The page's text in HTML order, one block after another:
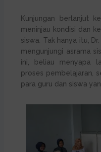
Kunjungan berlanjut
meninjau kondisi dan
siswa. Tak hanya itu,
mengunjungi asrama
ini, beliau menyapa
proses pembelajaran,
para guru dan siswa